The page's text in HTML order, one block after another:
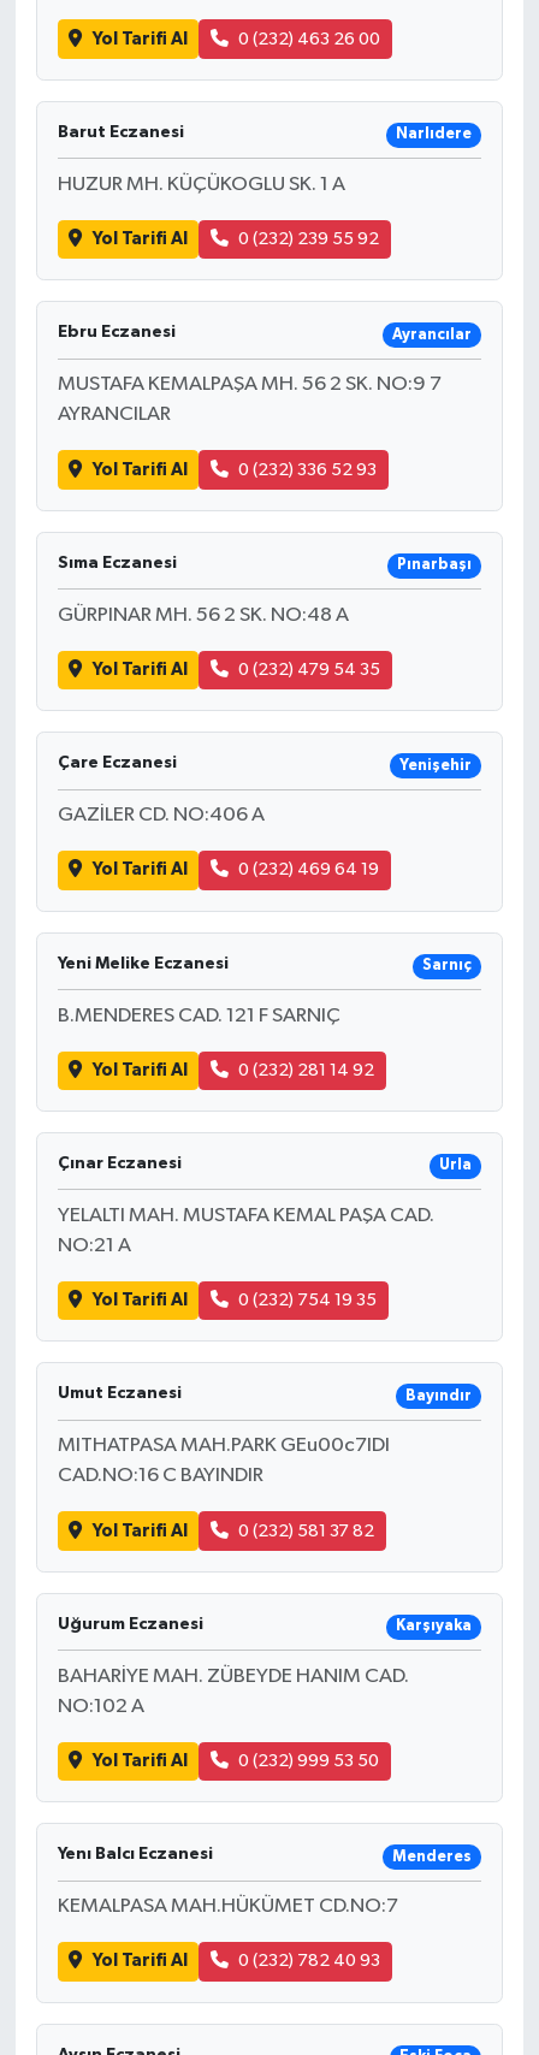
Yol Tarifi Al 0 (232) 463 26 00
Barut Eczanesi Narlıdere
HUZUR MH. KÜÇÜKOGLU SK. 1 A
Yol Tarifi Al 0 (232) 239 55 92
Ebru Eczanesi Ayrancılar
MUSTAFA KEMALPAŞA MH. 56 2 SK. NO:9 7
AYRANCILAR
Yol Tarifi Al 0 (232) 336 52 93
Sıma Eczanesi Pınarbaşı
GÜRPINAR MH. 56 2 SK. NO:48 A
Yol Tarifi Al 0 (232) 479 54 35
Çare Eczanesi Yenişehir
GAZİLER CD. NO:406 A
Yol Tarifi Al 0 (232) 469 64 19
Yeni Melike Eczanesi Sarnıç
B.MENDERES CAD. 121 F SARNIÇ
Yol Tarifi Al 0 (232) 281 14 92
Çınar Eczanesi Urla
YELALTI MAH. MUSTAFA KEMAL PAŞA CAD.
NO:21 A
Yol Tarifi Al 0 (232) 754 19 35
Umut Eczanesi Bayındır
MITHATPASA MAH.PARK GEu00c7IDI
CAD.NO:16 C BAYINDIR
Yol Tarifi Al 0 (232) 581 37 82
Uğurum Eczanesi Karşıyaka
BAHARİYE MAH. ZÜBEYDE HANIM CAD.
NO:102 A
Yol Tarifi Al 0 (232) 999 53 50
Yenı Balcı Eczanesi Menderes
KEMALPASA MAH.HÜKÜMET CD.NO:7
Yol Tarifi Al 0 (232) 782 40 93